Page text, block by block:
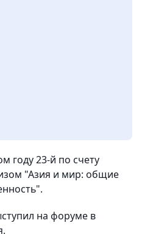
году 23-й по счету
"Азия и мир: общие
на форуме в